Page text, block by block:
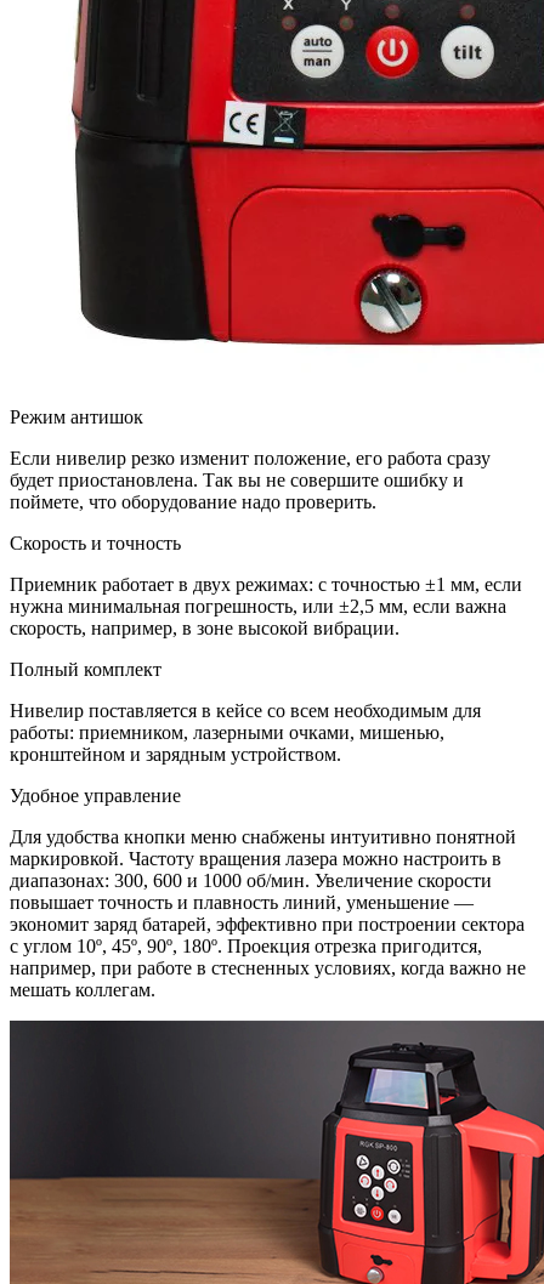
Режим антишок
Если нивелир резко изменит положение, его работа сразу
будет приостановлена. Так вы не совершите ошибку и
поймете, что оборудование надо проверить.
Скорость и точность
Приемник работает в двух режимах: с точностью ±1 мм, если
нужна минимальная погрешность, или ±2,5 мм, если важна
скорость, например, в зоне высокой вибрации.
Полный комплект
Нивелир поставляется в кейсе со всем необходимым для
работы: приемником, лазерными очками, мишенью,
кронштейном и зарядным устройством.
Удобное управление
Для удобства кнопки меню снабжены интуитивно понятной
маркировкой. Частоту вращения лазера можно настроить в
диапазонах: 300, 600 и 1000 об/мин. Увеличение скорости
повышает точность и плавность линий, уменьшение —
экономит заряд батарей, эффективно при построении сектора
с углом 10º, 45º, 90º, 180º. Проекция отрезка пригодится,
например, при работе в стесненных условиях, когда важно не
мешать коллегам.